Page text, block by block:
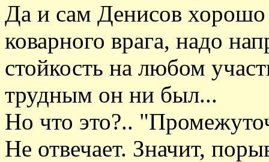
Да и сам Денисов хорошо
коварного врага, надо
стойкость на любом
трудным он ни был...
Но что это?..
Не отвечает. Значит,